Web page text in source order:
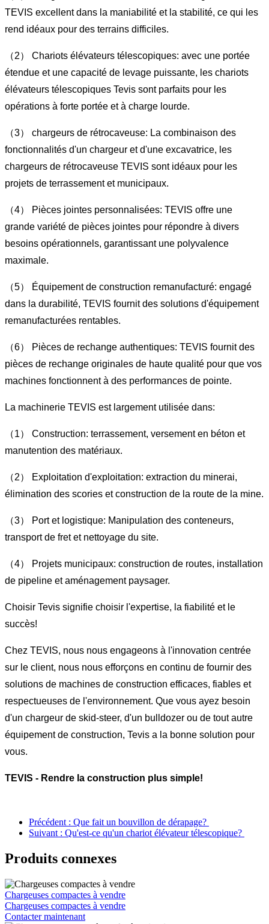
TEVIS excellent dans la maniabilité et la stabilité, ce qui les
rend idéaux pour des terrains difficiles.
（2） Chariots élévateurs télescopiques: avec une portée
étendue et une capacité de levage puissante, les chariots
élévateurs télescopiques Tevis sont parfaits pour les
opérations à forte portée et à charge lourde.
（3） chargeurs de rétrocaveuse: La combinaison des
fonctionnalités d'un chargeur et d'une excavatrice, les
chargeurs de rétrocaveuse TEVIS sont idéaux pour les
projets de terrassement et municipaux.
（4） Pièces jointes personnalisées: TEVIS offre une
grande variété de pièces jointes pour répondre à divers
besoins opérationnels, garantissant une polyvalence
maximale.
（5） Équipement de construction remanufacturé: engagé
dans la durabilité, TEVIS fournit des solutions d'équipement
remanufacturées rentables.
（6） Pièces de rechange authentiques: TEVIS fournit des
pièces de rechange originales de haute qualité pour que vos
machines fonctionnent à des performances de pointe.
La machinerie TEVIS est largement utilisée dans:
（1） Construction: terrassement, versement en béton et
manutention des matériaux.
（2） Exploitation d'exploitation: extraction du minerai,
élimination des scories et construction de la route de la mine.
（3） Port et logistique: Manipulation des conteneurs,
transport de fret et nettoyage du site.
（4） Projets municipaux: construction de routes, installation
de pipeline et aménagement paysager.
Choisir Tevis signifie choisir l'expertise, la fiabilité et le
succès!
Chez TEVIS, nous nous engageons à l'innovation centrée
sur le client, nous nous efforçons en continu de fournir des
solutions de machines de construction efficaces, fiables et
respectueuses de l'environnement. Que vous ayez besoin
d'un chargeur de skid-steer, d'un bulldozer ou de tout autre
équipement de construction, Tevis a la bonne solution pour
vous.
TEVIS - Rendre la construction plus simple!
Précédent : Que fait un bouvillon de dérapage?
Suivant : Qu'est-ce qu'un chariot élévateur télescopique?
Produits connexes
Chargeuses compactes à vendre
Chargeuses compactes à vendre
Contacter maintenant